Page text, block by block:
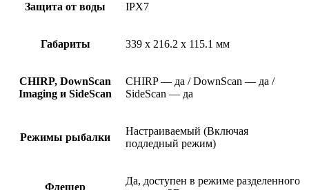
Защита от воды IPX7
Габариты 339 x 216.2 x 115.1 мм
CHIRP, DownScan
Imaging и SideScan
CHIRP — да / DownScan — да /
SideScan — да
Режимы рыбалки
Настраиваемый (Включая
подледный режим)
Флешер
Да, доступен в режиме разделенного